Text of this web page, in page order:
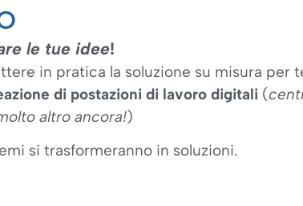
le tue idee!
in pratica la soluzione su misura per
di postazioni di lavoro digitali (
altro ancora!)
si trasformeranno in soluzioni.